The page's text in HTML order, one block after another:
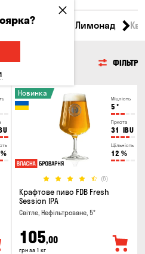
Сидр Лимонад
ФІЛЬТР
%
Міцність
5 °
Гіркота
31 IBU
Щільність
12 %
(6)
Новинка
Крафтове пиво FDB Fresh
Session IPA
Світле, Нефільтроване, 5°
105,00
грн за 1 кг